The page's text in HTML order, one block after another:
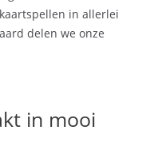
in allerlei
delen we onze
in mooi